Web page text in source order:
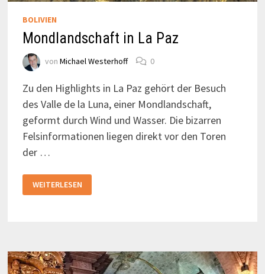
BOLIVIEN
Mondlandschaft in La Paz
von Michael Westerhoff 0
Zu den Highlights in La Paz gehört der Besuch
des Valle de la Luna, einer Mondlandschaft,
geformt durch Wind und Wasser. Die bizarren
Felsinformationen liegen direkt vor den Toren
der …
MONDLANDSCHAFT
IN
LA
WEITERLESEN